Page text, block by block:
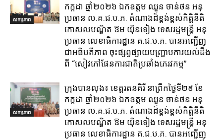
សកម្មភាព
កក្កដា ឆ្នាំ២០២៦ ឯកឧត្តម​ ឈួន ចាន់ថន អនុ
ប្រធាន ល.គ.ជ.ប.ភ. តំណាង​ដ៏ខ្ពង់ខ្ពស់​កិត្តិនីតិ
កោសលបណ្ឌិត​ ឱម​ យ៉ិនទៀង​ ទេសរដ្ឋមន្រ្តី​ អនុ
ប្រធាន​ លេខាធិការ​ដ្ឋាន​ គ.ជ.ប.ភ​. បានអញ្ជើញ
ជាអធិបតីភាព​ ចុះផ្សព្វផ្សាយ​បញ្ជ្រាប​ការ​យល់​ដឹង​
ពី​ “សៀវភៅផែនការជាតិប្រឆាំងភេរវកម្ម”
សកម្មភាព
ក្រុង​បាន​លុង​៖ ខេត្ត​រតនគិរី​ នាព្រឹកថ្ងៃទី២៩ ខែ
កក្កដា ឆ្នាំ២០២៦ ឯកឧត្តម​ ឈួន ចាន់ថន អនុ
ប្រធាន ល.គ.ជ.ប.ភ. តំណាង​ដ៏ខ្ពង់ខ្ពស់​កិត្តិនីតិ
កោសលបណ្ឌិត​ ឱម​ យ៉ិនទៀង​ ទេសរដ្ឋមន្រ្តី​ អនុ
ប្រធាន​ លេខាធិការ​ដ្ឋាន​ គ.ជ.ប.ភ​. បានអញ្ជើញ